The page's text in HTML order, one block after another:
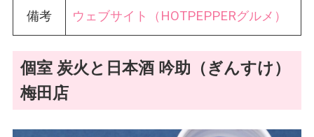
備考 ウェブサイト（HOTPEPPERグルメ）
個室 炭火と日本酒 吟助（ぎんすけ）
梅田店